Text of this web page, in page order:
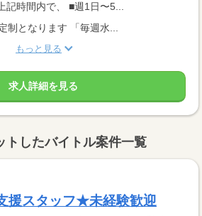
記時間内で、 ■週1日〜5...
制となります 「毎週水...
もっと見る
求人詳細を見る
トしたバイトル案件一覧
援スタッフ★未経験歓迎